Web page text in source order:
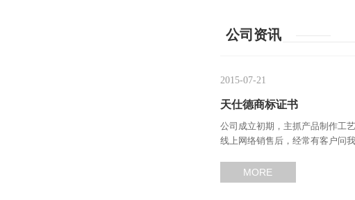
公司资讯
2015-07-21
天仕德商标证书
公司成立初期，主抓产品制作工
线上网络销售后，经常有客户问
MORE